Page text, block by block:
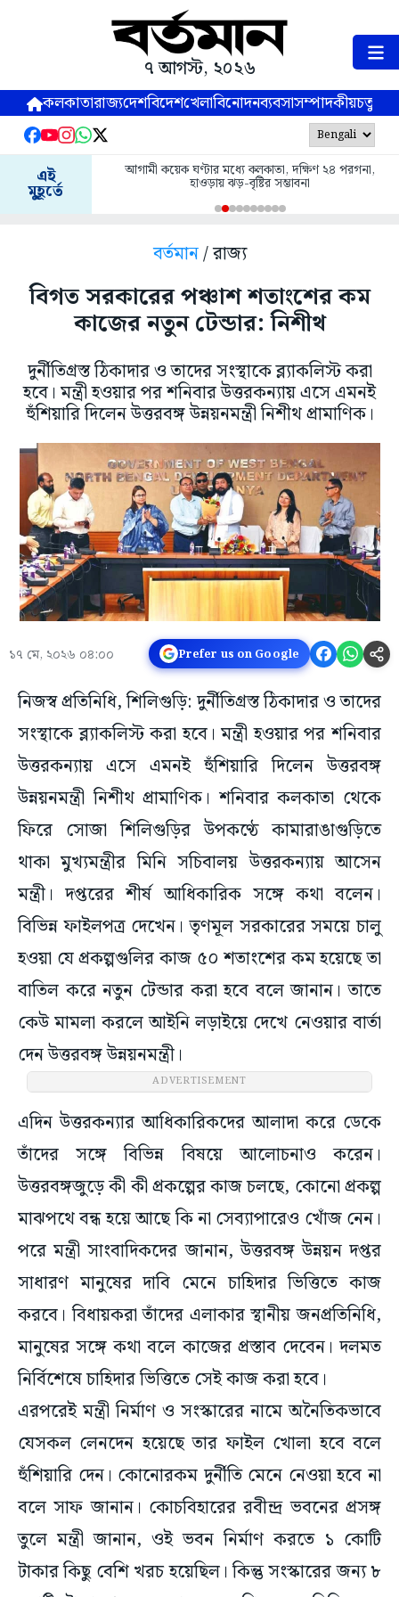
৭ আগস্ট, ২০২৬
কলকাতারাজ্যদেশবিদেশখেলাবিনোদনব্যবসাসম্পাদকীয়
এই
মুহূর্তে
আগামী কয়েক ঘণ্টার মধ্যে কলকাতা, দক্ষিণ ২৪ পরগনা,
হাওড়ায় ঝড়-বৃষ্টির সম্ভাবনা
বর্তমান/ রাজ্য
বিগত সরকারের পঞ্চাশ শতাংশের কম
কাজের নতুন টেন্ডার: নিশীথ
দুর্নীতিগ্রস্ত ঠিকাদার ও তাদের সংস্থাকে ব্ল্যাকলিস্ট করা
হবে। মন্ত্রী হওয়ার পর শনিবার উত্তরকন্যায় এসে এমনই
হুঁশিয়ারি দিলেন উত্তরবঙ্গ উন্নয়নমন্ত্রী নিশীথ প্রামাণিক।
১৭ মে, ২০২৬ ০৪:০০ Prefer us on Google
নিজস্ব প্রতিনিধি, শিলিগুড়ি: দুর্নীতিগ্রস্ত ঠিকাদার ও তাদের
সংস্থাকে ব্ল্যাকলিস্ট করা হবে। মন্ত্রী হওয়ার পর শনিবার
উত্তরকন্যায় এসে এমনই হুঁশিয়ারি দিলেন উত্তরবঙ্গ
উন্নয়নমন্ত্রী নিশীথ প্রামাণিক। শনিবার কলকাতা থেকে
ফিরে সোজা শিলিগুড়ির উপকণ্ঠে কামারাঙাগুড়িতে
থাকা মুখ্যমন্ত্রীর মিনি সচিবালয় উত্তরকন্যায় আসেন
মন্ত্রী। দপ্তরের শীর্ষ আধিকারিক সঙ্গে কথা বলেন।
বিভিন্ন ফাইলপত্র দেখেন। তৃণমূল সরকারের সময়ে চালু
হওয়া যে প্রকল্পগুলির কাজ ৫০ শতাংশের কম হয়েছে তা
বাতিল করে নতুন টেন্ডার করা হবে বলে জানান। তাতে
কেউ মামলা করলে আইনি লড়াইয়ে দেখে নেওয়ার বার্তা
দেন উত্তরবঙ্গ উন্নয়নমন্ত্রী।
ADVERTISEMENT
এদিন উত্তরকন্যার আধিকারিকদের আলাদা করে ডেকে
তাঁদের সঙ্গে বিভিন্ন বিষয়ে আলোচনাও করেন।
উত্তরবঙ্গজুড়ে কী কী প্রকল্পের কাজ চলছে, কোনো প্রকল্প
মাঝপথে বন্ধ হয়ে আছে কি না সেব্যাপারেও খোঁজ নেন।
পরে মন্ত্রী সাংবাদিকদের জানান, উত্তরবঙ্গ উন্নয়ন দপ্তর
সাধারণ মানুষের দাবি মেনে চাহিদার ভিত্তিতে কাজ
করবে। বিধায়করা তাঁদের এলাকার স্থানীয় জনপ্রতিনিধি,
মানুষের সঙ্গে কথা বলে কাজের প্রস্তাব দেবেন। দলমত
নির্বিশেষে চাহিদার ভিত্তিতে সেই কাজ করা হবে।
এরপরেই মন্ত্রী নির্মাণ ও সংস্কারের নামে অনৈতিকভাবে
যেসকল লেনদেন হয়েছে তার ফাইল খোলা হবে বলে
হুঁশিয়ারি দেন। কোনোরকম দুর্নীতি মেনে নেওয়া হবে না
বলে সাফ জানান। কোচবিহারের রবীন্দ্র ভবনের প্রসঙ্গ
তুলে মন্ত্রী জানান, ওই ভবন নির্মাণ করতে ১ কোটি
টাকার কিছু বেশি খরচ হয়েছিল। কিন্তু সংস্কারের জন্য ৮